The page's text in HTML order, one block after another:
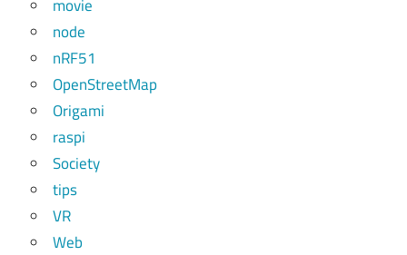
movie
node
nRF51
OpenStreetMap
Origami
raspi
Society
tips
VR
Web